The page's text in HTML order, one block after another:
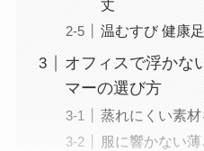
丈
温むすび 健康
オフィスで浮かな
マーの選び方
蒸れにくい素
服に響かない